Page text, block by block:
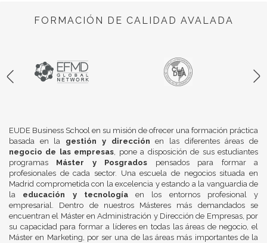
FORMACIÓN DE CALIDAD AVALADA
EUDE Business School en su misión de ofrecer una formación práctica
basada en la gestión y dirección en las diferentes áreas de
negocio de las empresas, pone a disposición de sus estudiantes
programas Máster y Posgrados pensados para formar a
profesionales de cada sector. Una escuela de negocios situada en
Madrid comprometida con la excelencia y estando a la vanguardia de
la educación y tecnologíaen los entornos profesional y
empresarial. Dentro de nuestros Másteres más demandados se
encuentran el Máster en Administración y Dirección de Empresas, por
su capacidad para formar a líderes en todas las áreas de negocio, el
Máster en Marketing, por ser una de las áreas más importantes de la